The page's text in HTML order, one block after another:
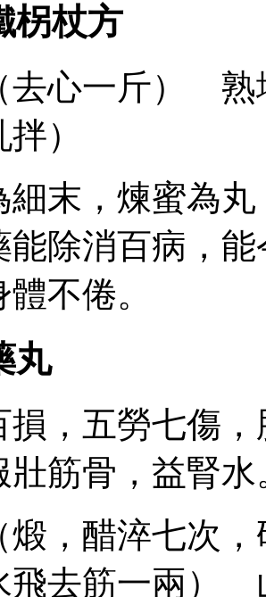
柺杖方
去心一斤）
）
細末，煉蜜為
能除消百病，
不倦。
丸
損，五勞七傷
壯筋骨，益腎水
煅，醋淬七次
飛去筋一兩）